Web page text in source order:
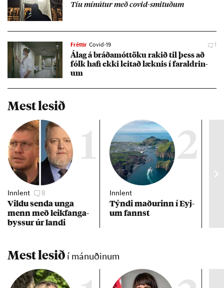
Tíu mín­út­ur með covid-smit­uð­um
Fréttir Covid-19 1
Álag á bráða­mót­töku rak­ið til þess að
fólk hafi ekki leit­að lækn­is í far­aldr­in­
um
Mest lesið
1
Innlent 8
Vildu senda unga
menn með leik­fanga­
byss­ur úr landi
2
Innlent
Týndi mað­ur­inn í Eyj­
um fannst
Mest lesið í mánuðinum